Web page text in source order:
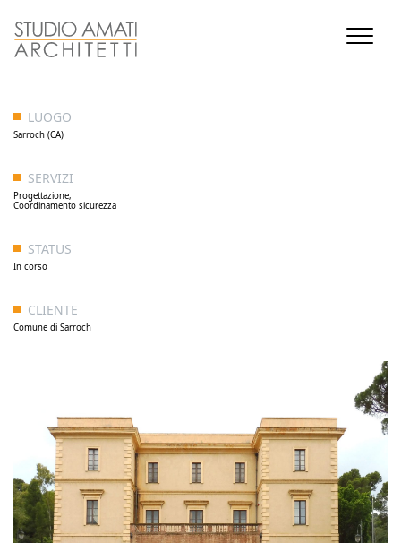
LUOGO
Sarroch (CA)
SERVIZI
Progettazione,
Coordinamento sicurezza
STATUS
In corso
CLIENTE
Comune di Sarroch